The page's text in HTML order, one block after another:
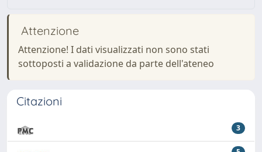
Attenzione
Attenzione! I dati visualizzati non sono stati
sottoposti a validazione da parte dell'ateneo
Citazioni
3